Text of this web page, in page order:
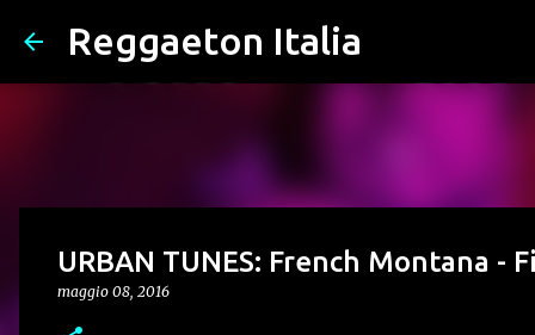
Reggaeton Italia
URBAN TUNES: French Montana -
maggio 08, 2016